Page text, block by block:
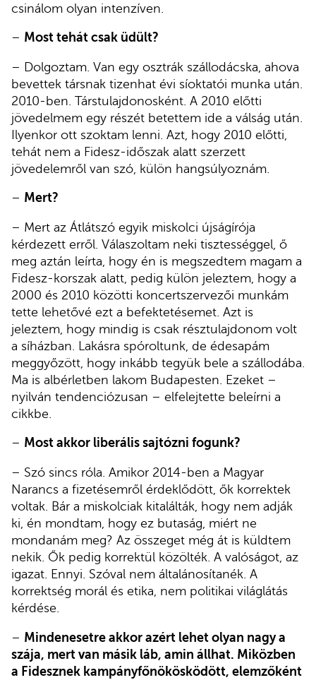
csinálom olyan intenzíven.
– Most tehát csak üdült?
– Dolgoztam. Van egy osztrák szállodácska, ahova
bevettek társnak tizenhat évi síoktatói munka után.
2010-ben. Társtulajdonosként. A 2010 előtti
jövedelmem egy részét betettem ide a válság után.
Ilyenkor ott szoktam lenni. Azt, hogy 2010 előtti,
tehát nem a Fidesz-időszak alatt szerzett
jövedelemről van szó, külön hangsúlyoznám.
– Mert?
– Mert az Átlátszó egyik miskolci újságírója
kérdezett erről. Válaszoltam neki tisztességgel, ő
meg aztán leírta, hogy én is megszedtem magam a
Fidesz-korszak alatt, pedig külön jeleztem, hogy a
2000 és 2010 közötti koncertszervezői munkám
tette lehetővé ezt a befektetésemet. Azt is
jeleztem, hogy mindig is csak résztulajdonom volt
a síházban. Lakásra spóroltunk, de édesapám
meggyőzött, hogy inkább tegyük bele a szállodába.
Ma is albérletben lakom Budapesten. Ezeket –
nyilván tendenciózusan – elfelejtette beleírni a
cikkbe.
– Most akkor liberális sajtózni fogunk?
– Szó sincs róla. Amikor 2014-ben a Magyar
Narancs a fizetésemről érdeklődött, ők korrektek
voltak. Bár a miskolciak kitalálták, hogy nem adják
ki, én mondtam, hogy ez butaság, miért ne
mondanám meg? Az összeget még át is küldtem
nekik. Ők pedig korrektül közölték. A valóságot, az
igazat. Ennyi. Szóval nem általánosítanék. A
korrektség morál és etika, nem politikai világlátás
kérdése.
– Mindenesetre akkor azért lehet olyan nagy a
szája, mert van másik láb, amin állhat. Miközben
a Fidesznek kampányfőnökösködött, elemzőként